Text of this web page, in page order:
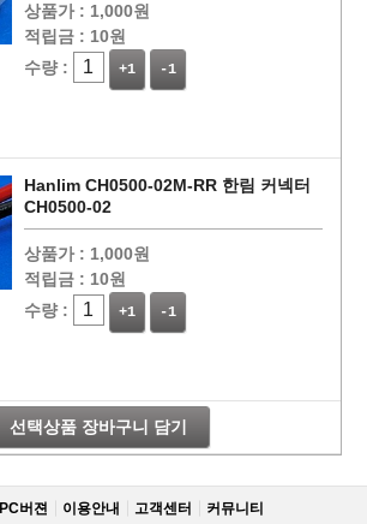
상품가 : 1,000원
적립금 : 10원
수량 :
+1 -1
Hanlim CH0500-02M-RR 한림 커넥터
CH0500-02
상품가 : 1,000원
적립금 : 10원
수량 :
+1 -1
선택상품 장바구니 담기
PC버젼 이용안내 고객센터 커뮤니티